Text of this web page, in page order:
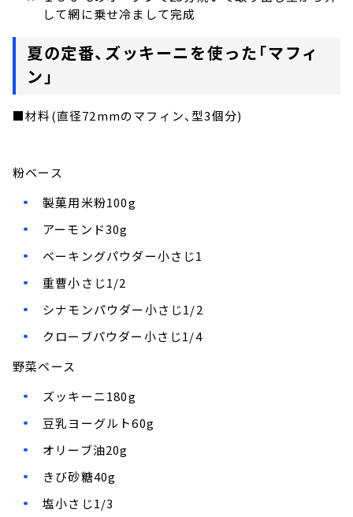
して網に乗せ冷まして完成
夏の定番、ズッキーニを使った「マフィ
ン」
■材料(直径72mmのマフィン、型3個分)
粉ベース
製菓用米粉100g
アーモンド30g
ベーキングパウダー小さじ1
重曹小さじ1/2
シナモンパウダー小さじ1/2
クローブパウダー小さじ1/4
野菜ベース
ズッキーニ180g
豆乳ヨーグルト60g
オリーブ油20g
きび砂糖40g
塩小さじ1/3